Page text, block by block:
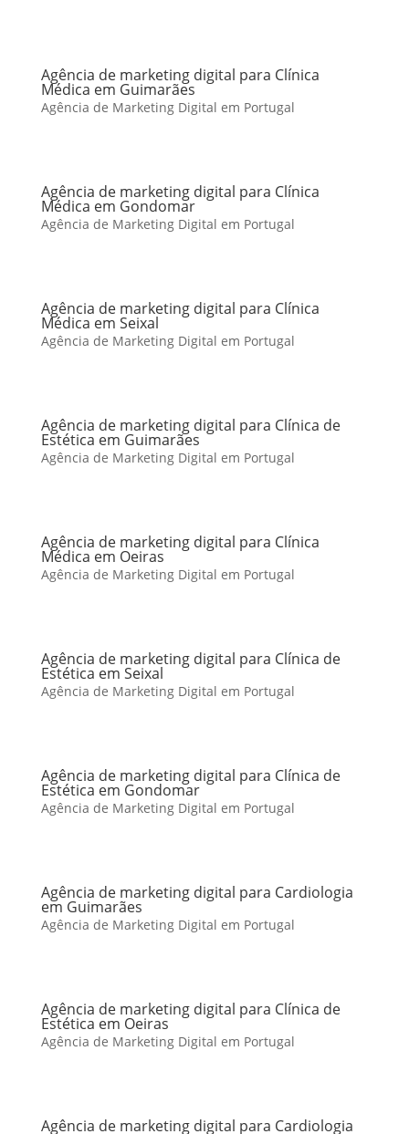
Agência de marketing digital para Clínica
Médica em Guimarães
Agência de Marketing Digital em Portugal
Agência de marketing digital para Clínica
Médica em Gondomar
Agência de Marketing Digital em Portugal
Agência de marketing digital para Clínica
Médica em Seixal
Agência de Marketing Digital em Portugal
Agência de marketing digital para Clínica de
Estética em Guimarães
Agência de Marketing Digital em Portugal
Agência de marketing digital para Clínica
Médica em Oeiras
Agência de Marketing Digital em Portugal
Agência de marketing digital para Clínica de
Estética em Seixal
Agência de Marketing Digital em Portugal
Agência de marketing digital para Clínica de
Estética em Gondomar
Agência de Marketing Digital em Portugal
Agência de marketing digital para Cardiologia
em Guimarães
Agência de Marketing Digital em Portugal
Agência de marketing digital para Clínica de
Estética em Oeiras
Agência de Marketing Digital em Portugal
Agência de marketing digital para Cardiologia